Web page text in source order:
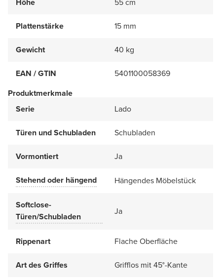
Plattenstärke 15 mm
Gewicht 40 kg
EAN / GTIN
5401100058369
Produktmerkmale
Serie
Lado
Türen und Schubladen Schubladen
Vormontiert Ja
Stehend oder hängend Hängendes Möbelstück
Softclose-
Türen/Schubladen
Ja
Rippenart Flache Oberfläche
Art des Griffes Grifflos mit 45°-Kante